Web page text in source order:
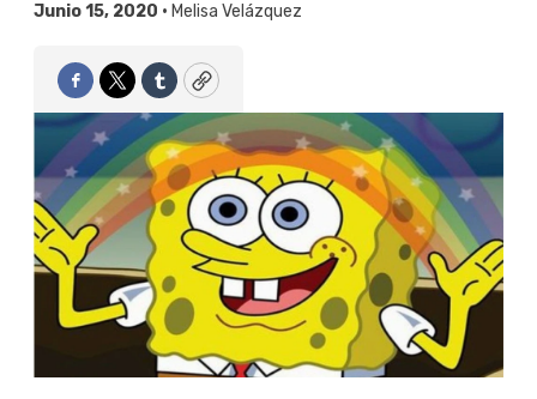
Junio 15, 2020 • Melisa Velázquez
Facebook
TwitterTumblrCopy